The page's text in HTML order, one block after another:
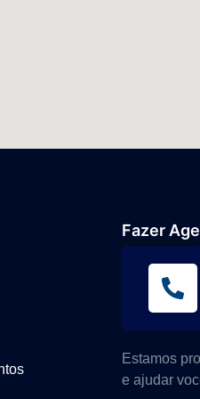
Fazer
Estamos
e ajudar